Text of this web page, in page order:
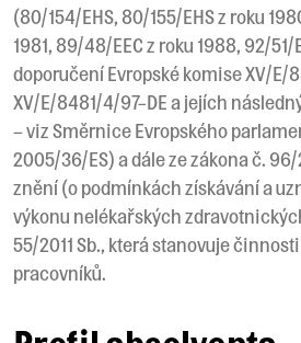
(80/154/EHS, 80/155/EHS z roku
1981, 89/48/EEC z roku 1988, 92/51/
doporučení Evropské komise XV/E/
XV/E/8481/4/97-DE a jejích
– viz Směrnice Evropského
2005/36/ES) a dále ze zákona č.
znění (o podmínkách získávání a
výkonu nelékařských
55/2011 Sb., která stanovuje
pracovníků.